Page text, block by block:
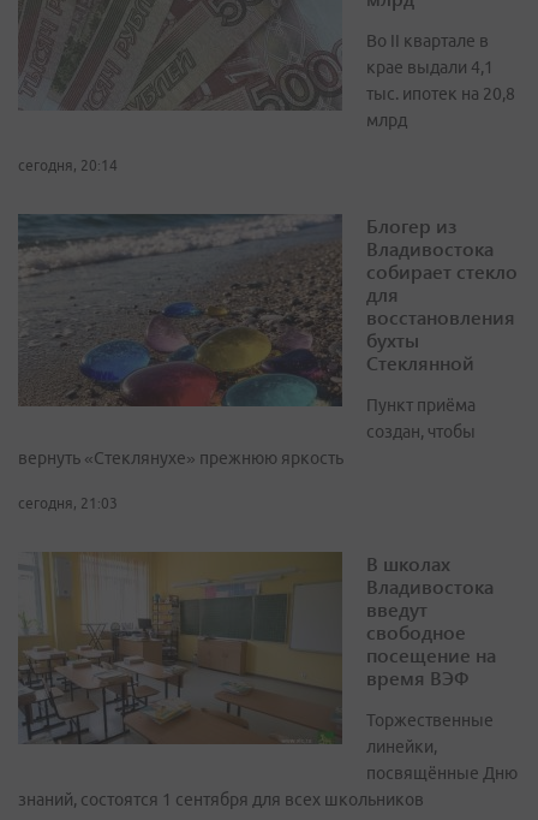
Во II квартале в
крае выдали 4,1
тыс. ипотек на 20,8
млрд
сегодня, 20:14
Блогер из
Владивостока
собирает стекло
для
восстановления
бухты
Стеклянной
Пункт приёма
создан, чтобы
вернуть «Стеклянухе» прежнюю яркость
сегодня, 21:03
В школах
Владивостока
введут
свободное
посещение на
время ВЭФ
Торжественные
линейки,
посвящённые Дню
знаний, состоятся 1 сентября для всех школьников